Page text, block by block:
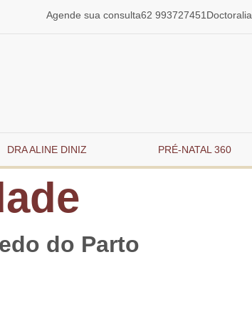
Agende sua consulta62 993727451 Doctoralia
DRA ALINE DINIZ PRÉ-NATAL 360
do Parto